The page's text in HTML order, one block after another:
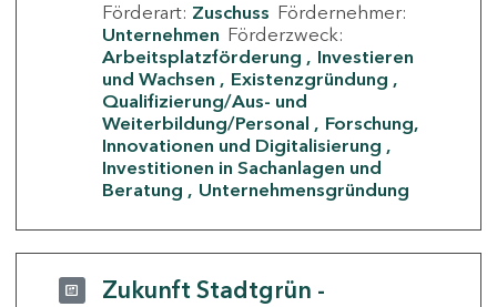
Förderart: Zuschuss Fördernehmer:
Unternehmen Förderzweck:
Arbeitsplatzförderung
Investieren
und Wachsen
Existenzgründung
Qualifizierung/Aus- und
Weiterbildung/Personal
Forschung,
Innovationen und Digitalisierung
Investitionen in Sachanlagen und
Beratung
Unternehmensgründung
Zukunft Stadtgrün -